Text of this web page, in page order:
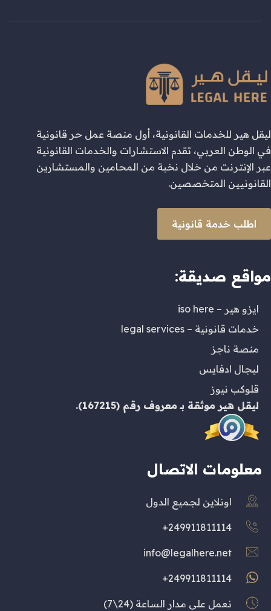
ليقل هير للخدمات القانونية، أول منصة عمل حر قانونية
في الوطن العربي، تقدم الاستشارات والخدمات القانونية
عبر الإنترنت من خلال نخبة من المحامين والمستشارين
القانونيين المتخصصين.
اطلب خدمة قانونية
مواقع صديقة:
ايزو هير – iso here
خدمات قانونية – legal services
منصة ناجز
ليجال ادفايس
قلوكب نيوز
ليقل هير موثقة بـ معروف رقم (167215).
معلومات الاتصال
اونلاين لجميع الدول
249911811114+
info@legalhere.net
249911811114+
نعمل على مدار الساعة (24\7)